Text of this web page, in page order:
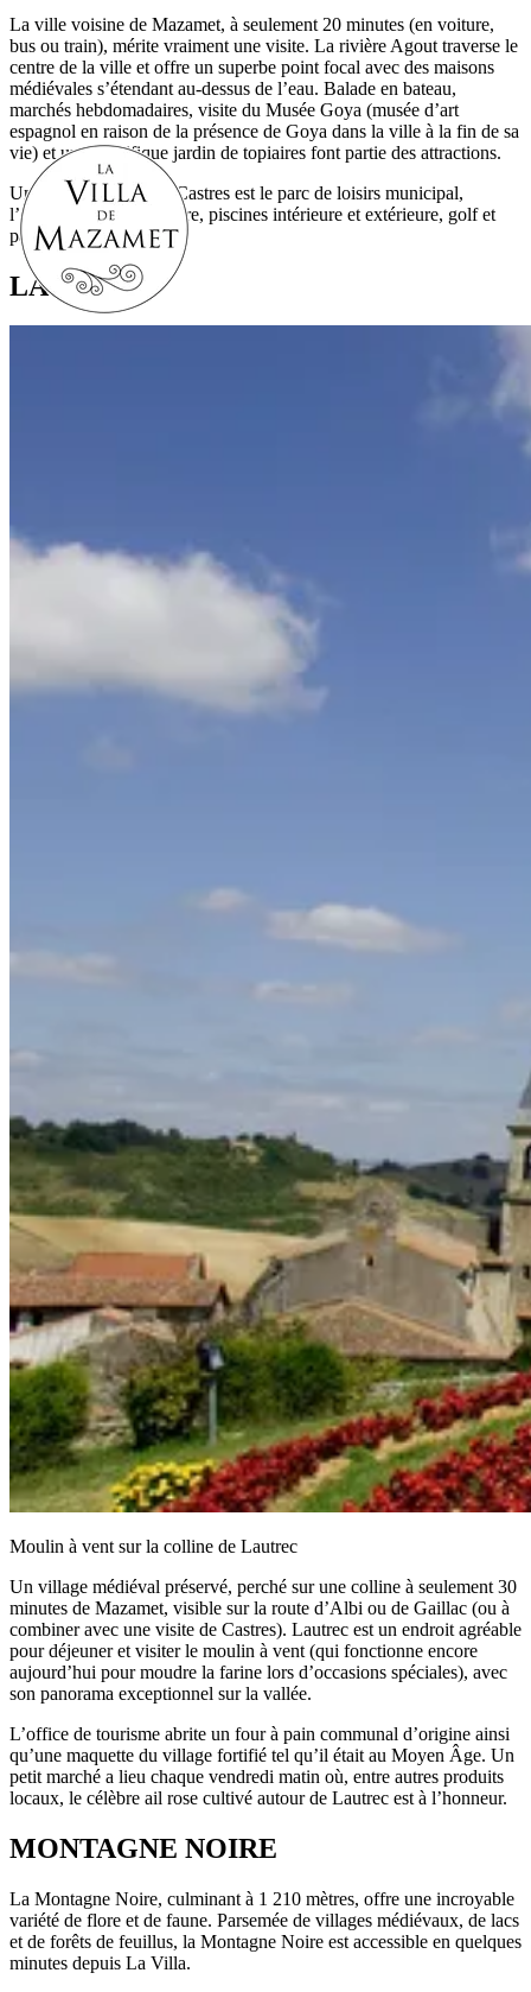
La ville voisine de Mazamet, à seulement 20 minutes (en voiture,
bus ou train), mérite vraiment une visite. La rivière Agout traverse le
centre de la ville et offre un superbe point focal avec des maisons
médiévales s’étendant au-dessus de l’eau. Balade en bateau,
marchés hebdomadaires, visite du Musée Goya (musée d’art
espagnol en raison de la présence de Goya dans la ville à la fin de sa
vie) et un magnifique jardin de topiaires font partie des attractions.
Un autre point fort de Castres est le parc de loisirs municipal,
l’Archipel, avec patinoire, piscines intérieure et extérieure, golf et
parc aquatique.
LAUTREC
Moulin à vent sur la colline de Lautrec
Un village médiéval préservé, perché sur une colline à seulement 30
minutes de Mazamet, visible sur la route d’Albi ou de Gaillac (ou à
combiner avec une visite de Castres). Lautrec est un endroit agréable
pour déjeuner et visiter le moulin à vent (qui fonctionne encore
aujourd’hui pour moudre la farine lors d’occasions spéciales), avec
son panorama exceptionnel sur la vallée.
L’office de tourisme abrite un four à pain communal d’origine ainsi
qu’une maquette du village fortifié tel qu’il était au Moyen Âge. Un
petit marché a lieu chaque vendredi matin où, entre autres produits
locaux, le célèbre ail rose cultivé autour de Lautrec est à l’honneur.
MONTAGNE NOIRE
La Montagne Noire, culminant à 1 210 mètres, offre une incroyable
variété de flore et de faune. Parsemée de villages médiévaux, de lacs
et de forêts de feuillus, la Montagne Noire est accessible en quelques
minutes depuis La Villa.